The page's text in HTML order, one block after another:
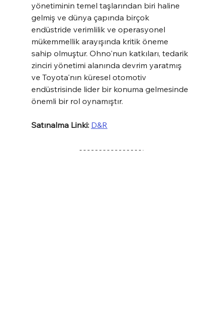
yönetiminin temel taşlarından biri haline
gelmiş ve dünya çapında birçok
endüstride verimlilik ve operasyonel
mükemmellik arayışında kritik öneme
sahip olmuştur. Ohno'nun katkıları, tedarik
zinciri yönetimi alanında devrim yaratmış
ve Toyota'nın küresel otomotiv
endüstrisinde lider bir konuma gelmesinde
önemli bir rol oynamıştır.
Satınalma Linki: D&R